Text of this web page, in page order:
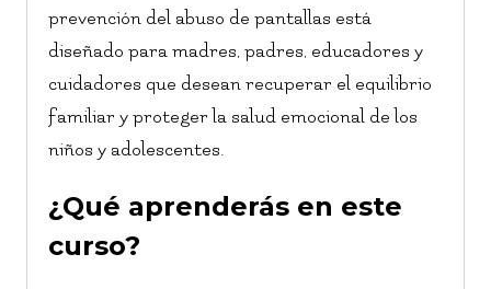
prevención del abuso de pantallas está
diseñado para madres, padres, educadores y
cuidadores que desean recuperar el equilibrio
familiar y proteger la salud emocional de los
niños y adolescentes.
¿Qué aprenderás en este
curso?